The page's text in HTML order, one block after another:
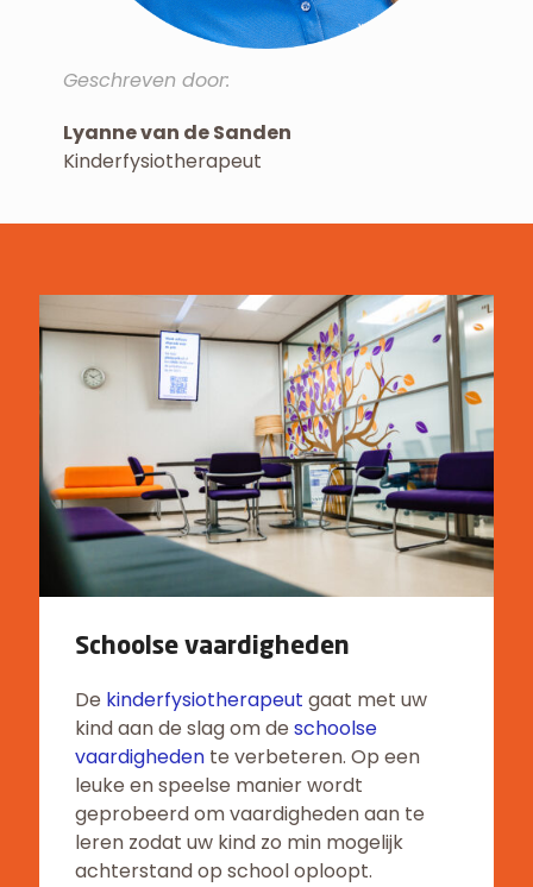
Geschreven door:
Lyanne van de Sanden
Kinderfysiotherapeut
Schoolse vaardigheden
De kinderfysiotherapeut gaat met uw
kind aan de slag om de schoolse
vaardigheden te verbeteren. Op een
leuke en speelse manier wordt
geprobeerd om vaardigheden aan te
leren zodat uw kind zo min mogelijk
achterstand op school oploopt.